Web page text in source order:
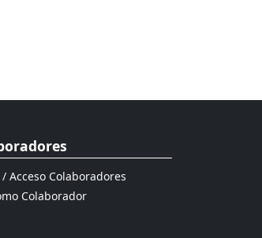
Acceso Colaboradores
Colaborador